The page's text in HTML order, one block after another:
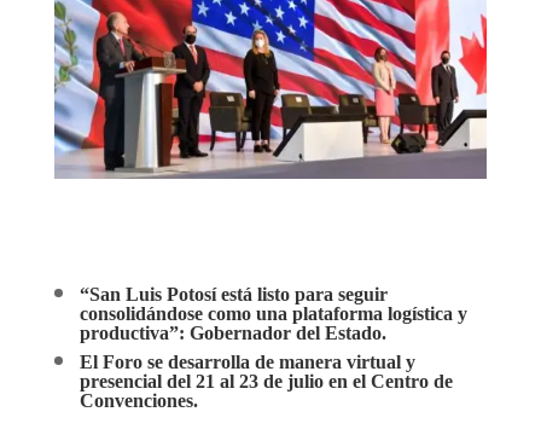
“San Luis Potosí está listo para seguir
consolidándose como una plataforma logística y
productiva”: Gobernador del Estado.
El Foro se desarrolla de manera virtual y
presencial del 21 al 23 de julio en el Centro de
Convenciones.